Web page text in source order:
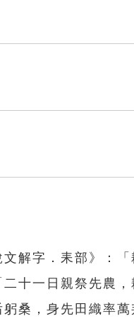
解字．耒部》：
十一日親祭先農
桑，身先田織率萬